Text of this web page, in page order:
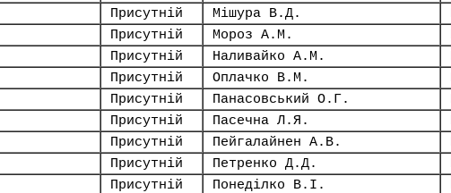
Присутній Мішура В.Д.
Присутній Мороз А.М.
Присутній Наливайко А.М.
Присутній Оплачко В.М.
Присутній Панасовський О.Г.
Присутній Пасечна Л.Я.
Присутній Пейгалайнен А.В.
Присутній Петренко Д.Д.
Присутній Понеділко В.І.